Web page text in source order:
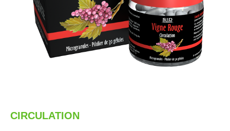
CIRCULATION